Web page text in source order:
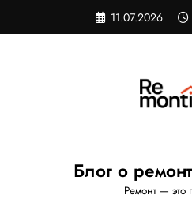
содержимому
11.07.2026
Блог о
Ремонт — это